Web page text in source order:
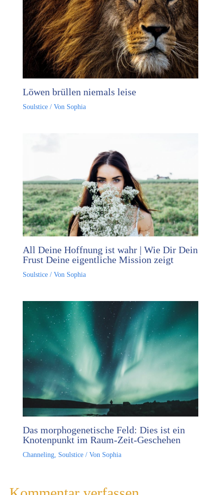
Löwen brüllen niemals leise
Soulstice/ Von Sophia
All Deine Hoffnung ist wahr | Wie Dir Dein
Frust Deine eigentliche Mission zeigt
Soulstice/ Von Sophia
Das morphogenetische Feld: Dies ist ein
Knotenpunkt im Raum-Zeit-Geschehen
Channeling, Soulstice/ Von Sophia